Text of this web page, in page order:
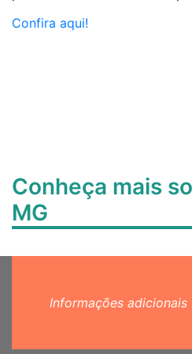
Confira aqui!
Conheça mais
MG
Informações adicionais